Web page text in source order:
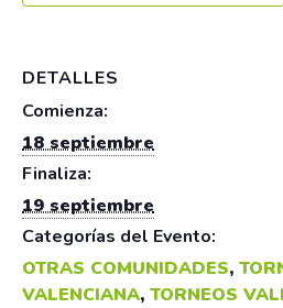
DETALLES
Comienza:
18 septiembre
Finaliza:
19 septiembre
Categorías del Evento:
OTRAS COMUNIDADES,
VALENCIANA, TORNEOS